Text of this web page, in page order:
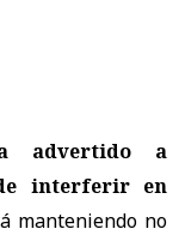
advertido a
interferir en
manteniendo no